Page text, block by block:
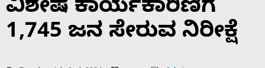
ವಿಶೇಷ ಕಾರ್ಯಕಾರಿಣಿಗೆ
1,745 ಜನ ಸೇರುವ ನಿರೀಕ್ಷೆ